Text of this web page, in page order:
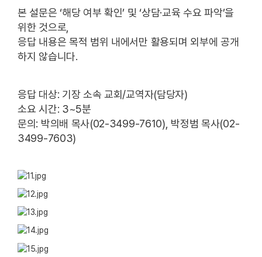
본 설문은 ‘해당 여부 확인’ 및 ‘상담·교육 수요 파악’을
위한 것으로,
응답 내용은 목적 범위 내에서만 활용되며 외부에 공개
하지 않습니다.
응답 대상: 기장 소속 교회/교역자(담당자)
소요 시간: 3~5분
문의: 박의배 목사(02-3499-7610), 박정범 목사(02-
3499-7603)